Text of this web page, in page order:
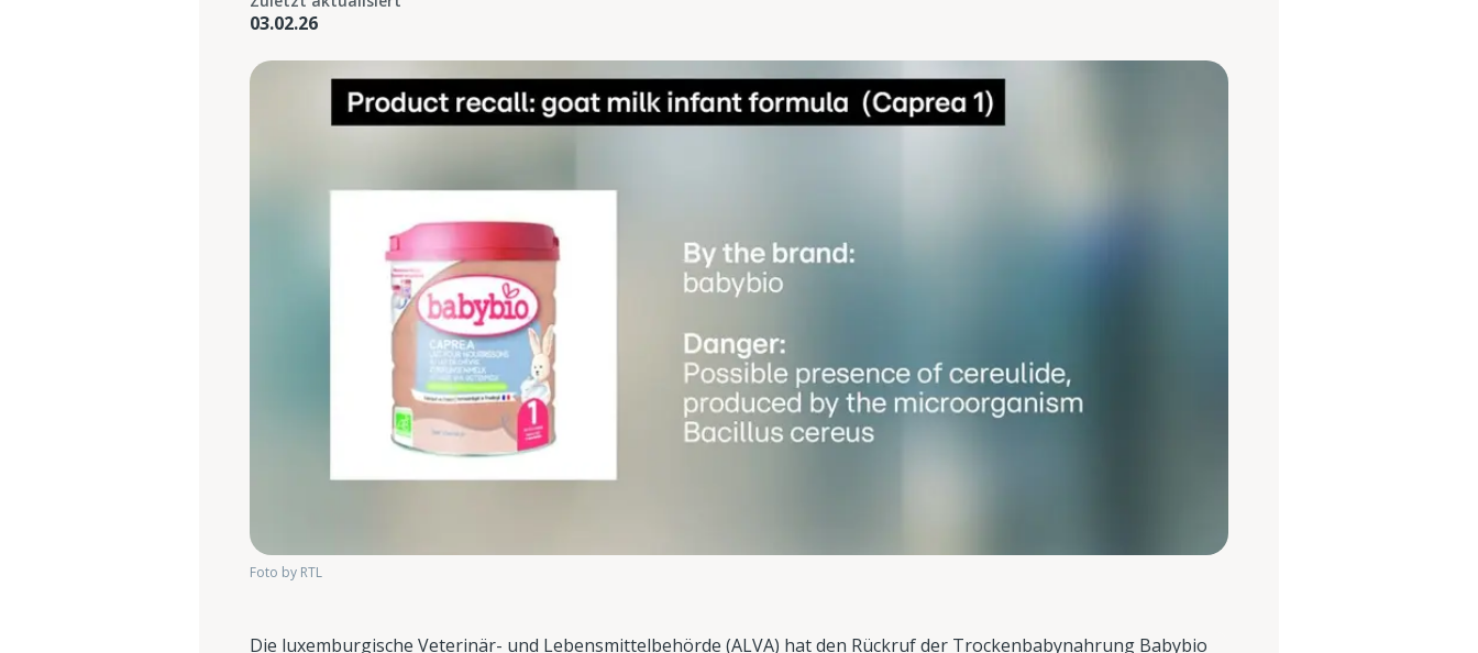
03.02.26
Foto by RTL
Die luxemburgische Veterinär- und Lebensmittelbehörde (ALVA) hat den Rückruf der Trockenbabynahrung Babybio